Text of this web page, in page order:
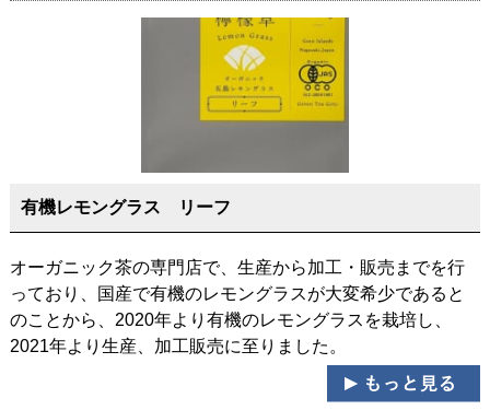
有機レモングラス リーフ
オーガニック茶の専門店で、生産から加工・販売までを行
っており、国産で有機のレモングラスが大変希少であると
のことから、2020年より有機のレモングラスを栽培し、
2021年より生産、加工販売に至りました。